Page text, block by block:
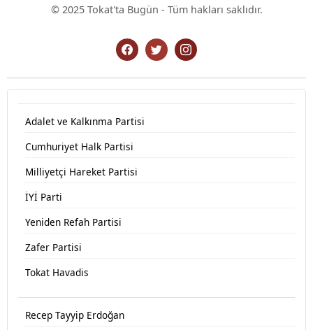
© 2025 Tokat'ta Bugün - Tüm hakları saklıdır.
Adalet ve Kalkınma Partisi
Cumhuriyet Halk Partisi
Milliyetçi Hareket Partisi
İYİ Parti
Yeniden Refah Partisi
Zafer Partisi
Tokat Havadis
Recep Tayyip Erdoğan